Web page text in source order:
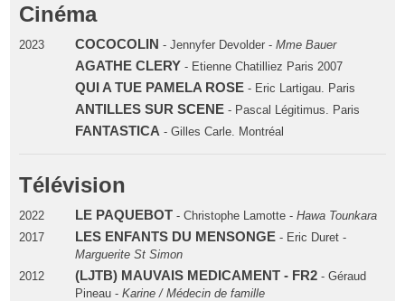
Cinéma
2023 COCOCOLIN - Jennyfer Devolder - Mme Bauer
AGATHE CLERY- Etienne Chatilliez Paris 2007
QUI A TUE PAMELA ROSE- Eric Lartigau. Paris
ANTILLES SUR SCENE- Pascal Légitimus. Paris
FANTASTICA - Gilles Carle. Montréal
Télévision
2022 LE PAQUEBOT- Christophe Lamotte - Hawa Tounkara
2017
LES ENFANTS DU MENSONGE- Eric Duret -
Marguerite St Simon
2012
(LJTB) MAUVAIS MEDICAMENT - FR2- Géraud
Pineau - Karine / Médecin de famille